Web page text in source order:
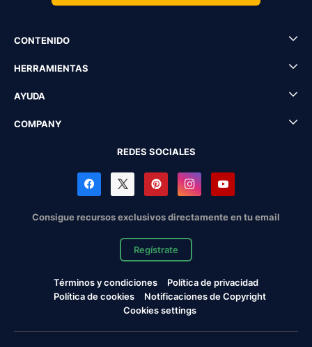
CONTENIDO
HERRAMIENTAS
AYUDA
COMPANY
REDES SOCIALES
Consigue recursos exclusivos directamente en tu email
Regístrate
Términos y condiciones
Política de privacidad
Política de cookies
Notificaciones de Copyright
Cookies settings